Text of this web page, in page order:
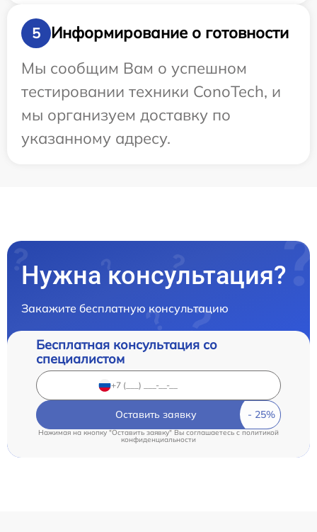
5
Информирование о готовности
Мы сообщим Вам о успешном
тестировании техники ConoTech, и
мы организуем доставку по
указанному адресу.
Нужна консультация?
Закажите бесплатную консультацию
Бесплатная консультация со
специалистом
Оставить заявку
Нажимая на кнопку "Оставить заявку" Вы соглашаетесь cполитикой
конфиденциальности